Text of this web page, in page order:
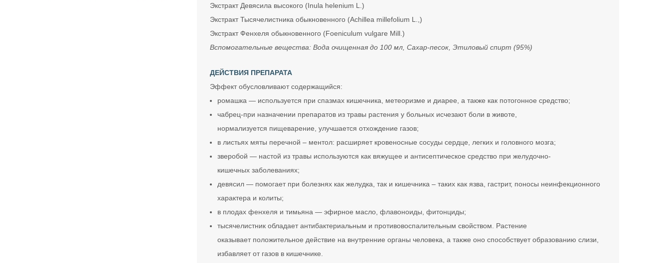
Экстракт Девясила высокого (Inula helenium L.)
Экстракт Тысячелистника обыкновенного (Achillea millefolium L.,)
Экстракт Фенхеля обыкновенного (Foeniculum vulgare Mill.)
Вспомогательные вещества: Вода очищенная до 100 мл, Сахар-песок, Этиловый спирт (95%)
ДЕЙСТВИЯ ПРЕПАРАТА
Эффект обусловливают содержащийся:
ромашка — используется при спазмах кишечника, метеоризме и диарее, а также как потогонное средство;
чабрец-при назначении препаратов из травы растения у больных исчезают боли в животе,
нормализуется пищеварение, улучшается отхождение газов;
в листьях мяты перечной – ментол: расширяет кровеносные сосуды сердце, легких и головного мозга;
зверобой — настой из травы используются как вяжущее и антисептическое средство при желудочно-
кишечных заболеваниях;
девясил — помогает при болезнях как желудка, так и кишечника – таких как язва, гастрит, поносы неинфекционного
характера и колиты;
в плодах фенхеля и тимьяна — эфирное масло, флавоноиды, фитонциды;
тысячелистник обладает антибактериальным и противовоспалительным свойством. Растение
оказывает положительное действие на внутренние органы человека, а также оно способствует образованию слизи,
избавляет от газов в кишечнике.